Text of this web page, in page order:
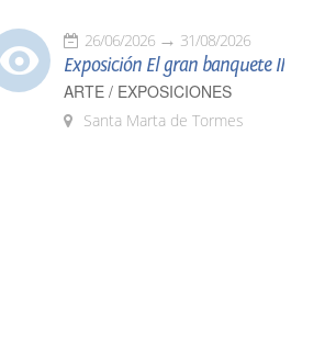
26/06/2026 31/08/2026
Exposición El gran banquete II
ARTE / EXPOSICIONES
Santa Marta de Tormes